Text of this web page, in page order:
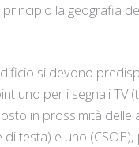
la geografia
si devono
uno per i segnali TV
in prossimità delle
di testa) e uno